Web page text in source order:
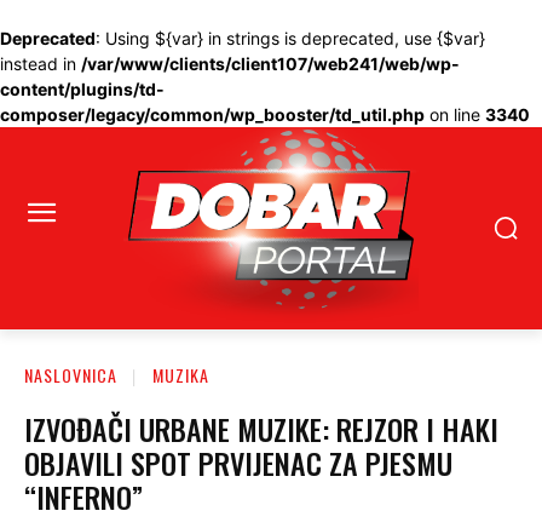
Deprecated: Using ${var} in strings is deprecated, use {$var}
instead in /var/www/clients/client107/web241/web/wp-
content/plugins/td-
composer/legacy/common/wp_booster/td_util.php on line 3340
NASLOVNICA MUZIKA
IZVOĐAČI URBANE MUZIKE: REJZOR I HAKI
OBJAVILI SPOT PRVIJENAC ZA PJESMU
“INFERNO”